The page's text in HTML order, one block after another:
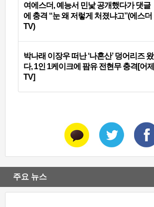
여에스더, 예능서 민낯 공개했다가 댓글
에 충격 “눈 왜 저렇게 처졌냐고”(에스더
TV)
박나래 이장우 떠난 ‘나혼산’ 덩어리즈 왔
다, 1인 1케이크에 팜유 전현무 충격[어제
TV]
주요 뉴스